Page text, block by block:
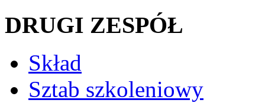
DRUGI ZESPÓŁ
Skład
Sztab szkoleniowy